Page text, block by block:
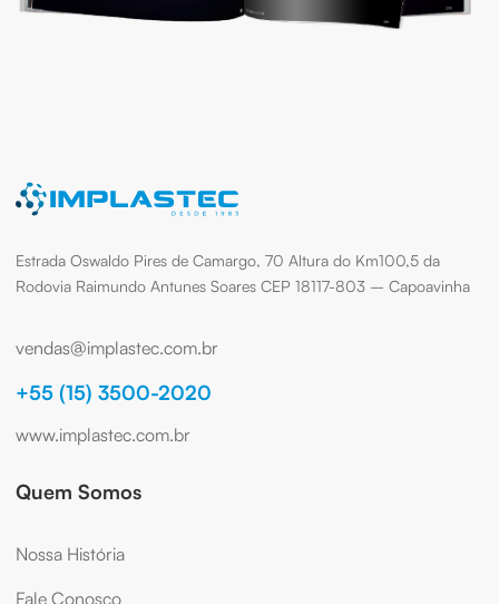
Estrada Oswaldo Pires de Camargo, 70 Altura do Km100,5 da
Rodovia Raimundo Antunes Soares CEP 18117-803 – Capoavinha
vendas@implastec.com.br
+55 (15) 3500-2020
www.implastec.com.br
Quem Somos
Nossa História
Fale Conosco